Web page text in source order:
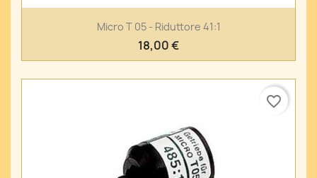
Micro T 05 - Riduttore 41:1
18,00 €
favorite_border